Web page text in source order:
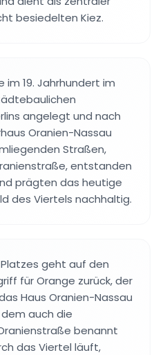
besiedelten Kiez.
im 19. Jahrhundert im
angelegt und nach
Oranien-Nassau
Straßen,
entstanden
prägten das heutige
des Viertels nachhaltig.
geht auf den
für Orange zurück, der
Haus Oranien-Nassau
auch die
benannt
das Viertel läuft,